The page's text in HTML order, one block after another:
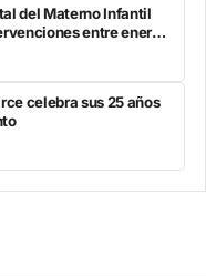
del Materno Infantil
entre enero
celebra sus 25 años